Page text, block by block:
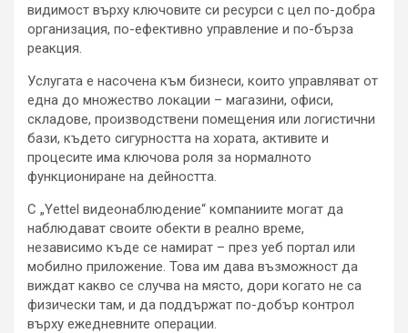
видимост върху ключовите си ресурси с цел по-добра
организация, по-ефективно управление и по-бърза
реакция.
Услугата е насочена към бизнеси, които управляват от
една до множество локации – магазини, офиси,
складове, производствени помещения или логистични
бази, където сигурността на хората, активите и
процесите има ключова роля за нормалното
функциониране на дейността.
С „Yettel видеонаблюдение“ компаниите могат да
наблюдават своите обекти в реално време,
независимо къде се намират – през уеб портал или
мобилно приложение. Това им дава възможност да
виждат какво се случва на място, дори когато не са
физически там, и да поддържат по-добър контрол
върху ежедневните операции.